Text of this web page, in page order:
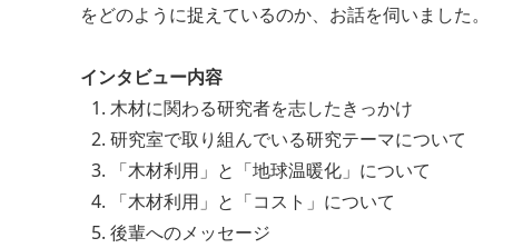
をどのように捉えているのか、お話を伺いました。
インタビュー内容
木材に関わる研究者を志したきっかけ
研究室で取り組んでいる研究テーマについて
「木材利用」と「地球温暖化」について
「木材利用」と「コスト」について
後輩へのメッセージ